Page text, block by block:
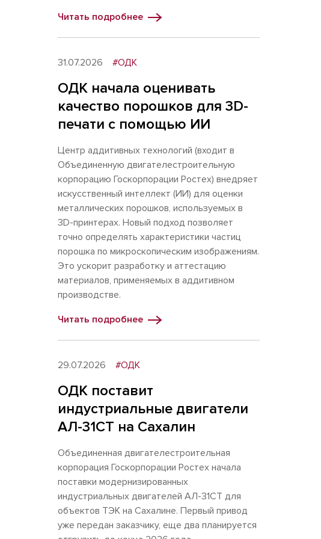
Читать подробнее
31.07.2026 #ОДК
ОДК начала оценивать
качество порошков для 3D-
печати с помощью ИИ
Центр аддитивных технологий (входит в
Объединенную двигателестроительную
корпорацию Госкорпорации Ростех) внедряет
искусственный интеллект (ИИ) для оценки
металлических порошков, используемых в
3D-принтерах. Новый подход позволяет
точно определять характеристики частиц
порошка по микроскопическим изображениям.
Это ускорит разработку и аттестацию
материалов, применяемых в аддитивном
производстве.
Читать подробнее
29.07.2026 #ОДК
ОДК поставит
индустриальные двигатели
АЛ-31СТ на Сахалин
Объединенная двигателестроительная
корпорация Госкорпорации Ростех начала
поставки модернизированных
индустриальных двигателей АЛ-31СТ для
объектов ТЭК на Сахалине. Первый привод
уже передан заказчику, еще два планируется